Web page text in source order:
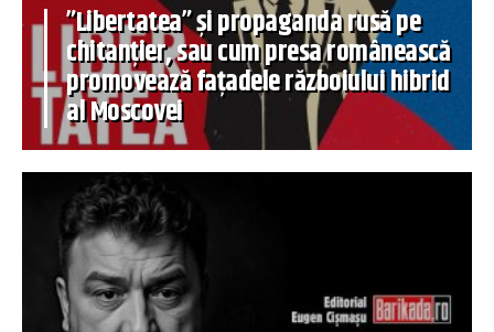
”Libertatea” și propaganda rusă pe
chitanțier, sau cum presa românească
promovează fațadele războiului hibrid
al Moscovei